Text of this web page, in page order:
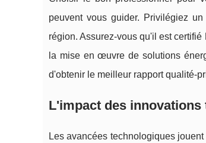
peuvent vous guider. Privilégiez
région. Assurez-vous qu'il est
la mise en œuvre de solutions
d'obtenir le meilleur rapport qualité-
L'impact des
Les avancées technologiques